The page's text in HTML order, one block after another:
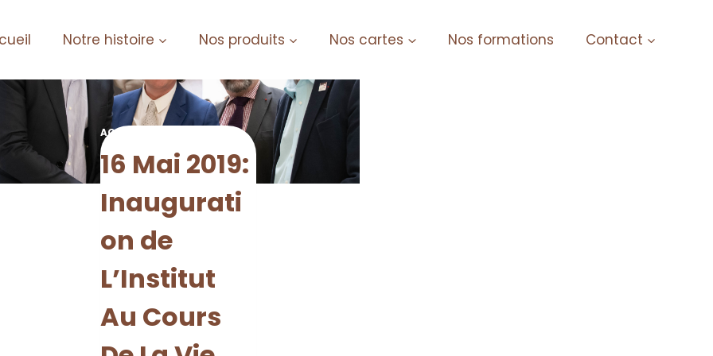
Notre histoire Nos produits Nos cartes Nos formations Contact
ACTUALITES-JOURNAL
16 Mai 2019:
Inaugurati
on de
L’Institut
Au Cours